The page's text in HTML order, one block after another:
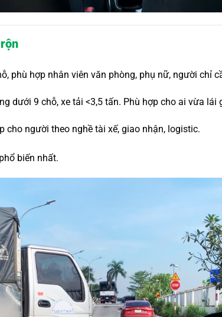
phù hợp nhân viên văn phòng, phụ nữ, người chỉ
dưới 9 chỗ, xe tải <3,5 tấn. Phù hợp cho ai vừa
cho người theo nghề tài xế, giao nhận, logistic.
biến nhất.